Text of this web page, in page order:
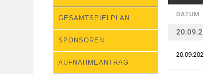
GESAMTSPIELPLAN
SPONSOREN
AUFNAHMEANTRAG